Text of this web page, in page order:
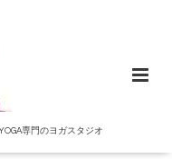
専門のヨガスタジオ